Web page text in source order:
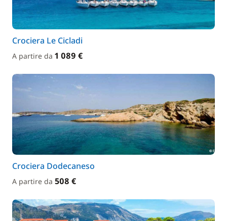
Crociera Le Cicladi
A partire da 1 089 €
Crociera Dodecaneso
A partire da 508 €